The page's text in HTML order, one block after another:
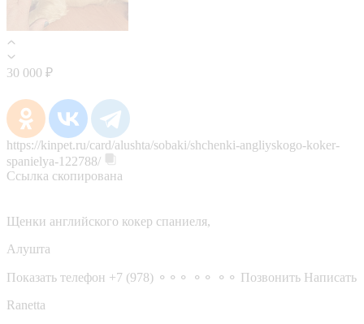
30 000 ₽
https://kinpet.ru/card/alushta/sobaki/shchenki-angliyskogo-koker-
spanielya-122788/
Ссылка скопирована
Щенки английского кокер спаниеля,
Алушта
Показать телефон +7 (978) ⚬⚬⚬ ⚬⚬ ⚬⚬ Позвонить Написать
Ranetta